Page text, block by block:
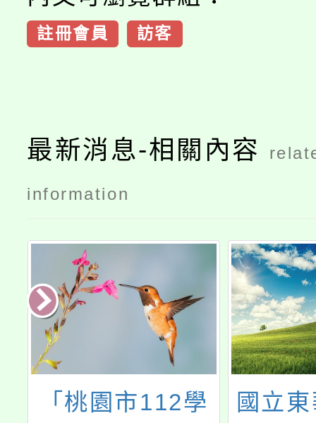
註冊會員 訪客
最新消息-相關內容
information
「桃園市112學
國立